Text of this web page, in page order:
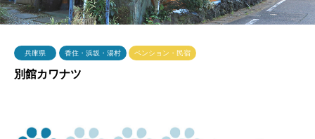
兵庫県 香住・浜坂・湯村 ペンション・民宿
別館カワナツ